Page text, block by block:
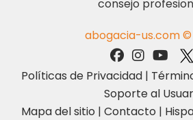
consejo
abogacia-us.com ©
Políticas de Privacidad |
Soporte al
Mapa del sitio | Contacto |